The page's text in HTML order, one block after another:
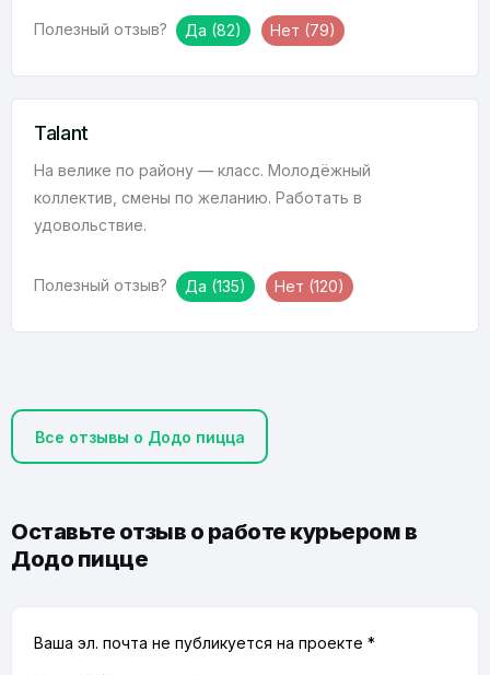
Полезный отзыв? Да (82) Нет (79)
Talant
На велике по району — класс. Молодёжный
коллектив, смены по желанию. Работать в
удовольствие.
Полезный отзыв? Да (135) Нет (120)
Все отзывы о Додо пицца
Оставьте отзыв о работе курьером в
Додо пицце
Ваша эл. почта не публикуется на проекте *